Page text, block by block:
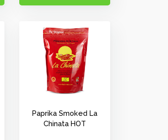
Paprika Smoked La
Chinata HOT